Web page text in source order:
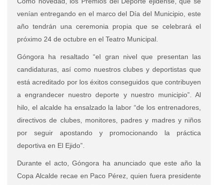
venían entregando en el marco del Día del Municipio, este
año tendrán una ceremonia propia que se celebrará el
próximo 24 de octubre en el Teatro Municipal.
Góngora ha resaltado “el gran nivel que presentan las
candidaturas, así como nuestros clubes y deportistas que
está acreditado por los éxitos conseguidos que contribuyen
a engrandecer nuestro deporte y nuestro municipio”. Al
hilo, el alcalde ha ensalzado la labor “de los entrenadores,
directivos de clubes, monitores, padres y madres y niños
por seguir apostando y promocionando la práctica
deportiva en El Ejido”.
Durante el acto, Góngora ha anunciado que este año la
Copa Alcalde recae en Paco Pérez, quien fuera presidente